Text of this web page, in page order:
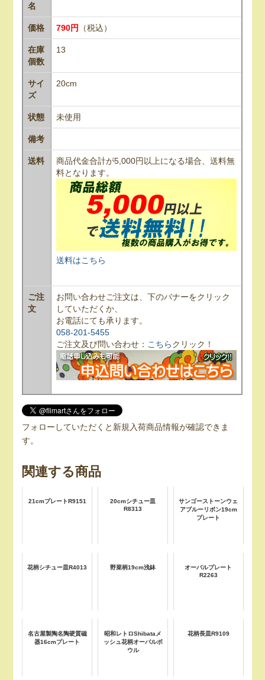
名
価格 790円 （税込）
在庫
個数
13
サイ
ズ
20cm
状態 未使用
備考
送料
商品代金合計が5,000円以上になる場合、送料無
料となります。
送料はこちら
ご注
文
お問い合わせご注文は、下のバナーをクリック
していただくか、
お電話にても承ります。
058-201-5455
ご注文及び問い合わせ： こちらクリック！
フォローしていただくと新規入荷商品情報が確認できま
す。
関連する商品
21cmプレートR9151
20cmシチュー皿
R8313
サンゴーストーンウェ
アブルーリボン19cm
プレート
花柄シチュー皿R4013 野菜柄19cm浅鉢
オーバルプレート
R2263
名古屋製陶名陶硬質磁
器16cmプレート
昭和レトロShibataメ
ッシュ花柄オーバルボ
ウル
花柄長皿R9109